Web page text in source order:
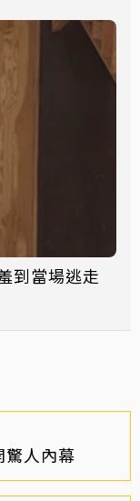
到當場逃走
驚人內幕